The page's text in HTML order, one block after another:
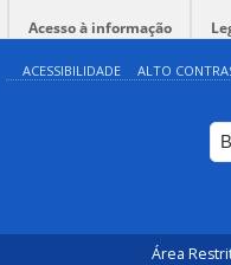
Acesso à informação
ACESSIBILIDADE ALTO
Área